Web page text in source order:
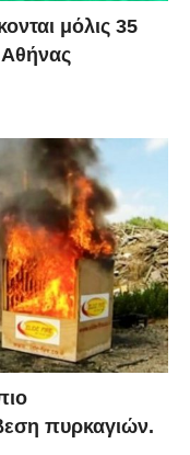
μόλις 35
Αθήνας
πυρκαγιών.